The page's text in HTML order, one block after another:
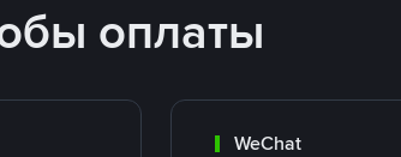
оплаты
WeChat